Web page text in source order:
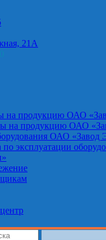
21А
на продукцию ОАО
на продукцию ОАО
ОАО «Завод
по эксплуатации